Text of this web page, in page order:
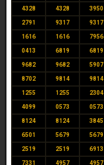
4328 4328 3950
2791 9317 9317
1616 1616 7956
0413 6819 6819
9682 9682 5907
8702 9814 9814
1255 1255 2304
4099 0573 0573
8124 8124 3845
6501 5679 5679
2519 2519 6913
7331 4957 4957